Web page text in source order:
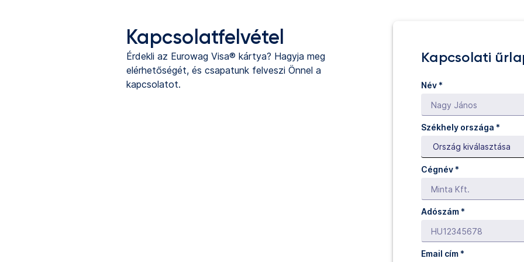
Kapcsolatfelvétel
Érdekli az Eurowag Visa® kártya? Hagyja meg
elérhetőségét, és csapatunk felveszi Önnel a
kapcsolatot.
Kapcsolati
Név*
Székhely országa *
Cégnév*
Adószám *
Email cím*